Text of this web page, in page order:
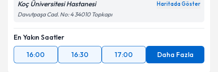
Koç Üniversitesi Hastanesi Haritada Göster
Davutpaşa Cad. No: 4 34010 Topkapı
En Yakın Saatler
16:00
16:30 17:00 Daha Fazla